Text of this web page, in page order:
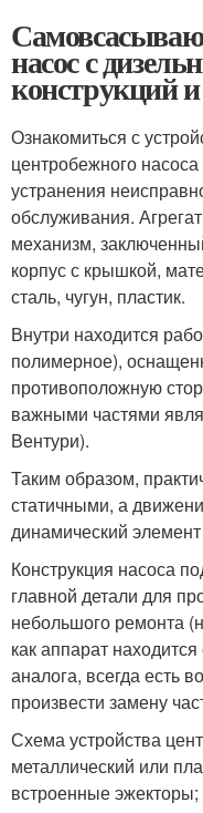
насос с
конструкций
Ознакомиться с
центробежного
устранения
обслуживания.
механизм,
корпус с крышкой,
сталь, чугун, пластик.
Внутри находится
полимерное),
противоположную
важными частями
Вентури).
Таким образом,
статичными, а
динамический
Конструкция насоса
главной детали для
небольшого ремонта
как аппарат
аналога, всегда есть
произвести замену
Схема устройства
металлический или
встроенные